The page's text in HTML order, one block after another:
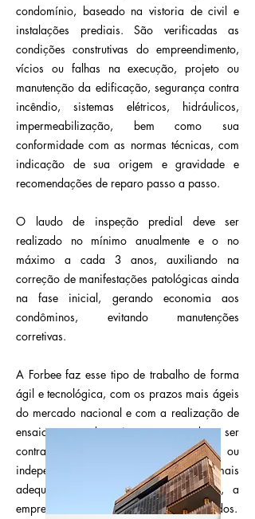
condomínio, baseado na vistoria de civil e
instalações prediais. São verificadas as
condições construtivas do empreendimento,
vícios ou falhas na execução, projeto ou
manutenção da edificação, segurança contra
incêndio, sistemas elétricos, hidráulicos,
impermeabilização, bem como sua
conformidade com as normas técnicas, com
indicação de sua origem e gravidade e
recomendações de reparo passo a passo.
O laudo de inspeção predial deve ser
realizado no mínimo anualmente e o no
máximo a cada 3 anos, auxiliando na
correção de manifestações patológicas ainda
na fase inicial, gerando economia aos
condôminos, evitando manutenções
corretivas.
A Forbee faz esse tipo de trabalho de forma
ágil e tecnológica, com os prazos mais ágeis
do mercado nacional e com a realização de
ensaios não destrutivos, que podem ser
contratados de forma conjunta ou
independente, sempre valendo o que é mais
adequado a cada caso. Desta forma, a
empresa oferece os seguintes tipos de laudos.